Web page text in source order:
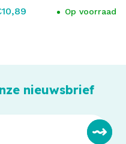
Op voorraad
nieuwsbrief